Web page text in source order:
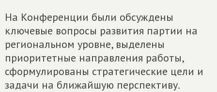
На Конференции были обсуждены
ключевые вопросы развития партии на
региональном уровне, выделены
приоритетные направления работы,
сформулированы стратегические цели и
задачи на ближайшую перспективу.